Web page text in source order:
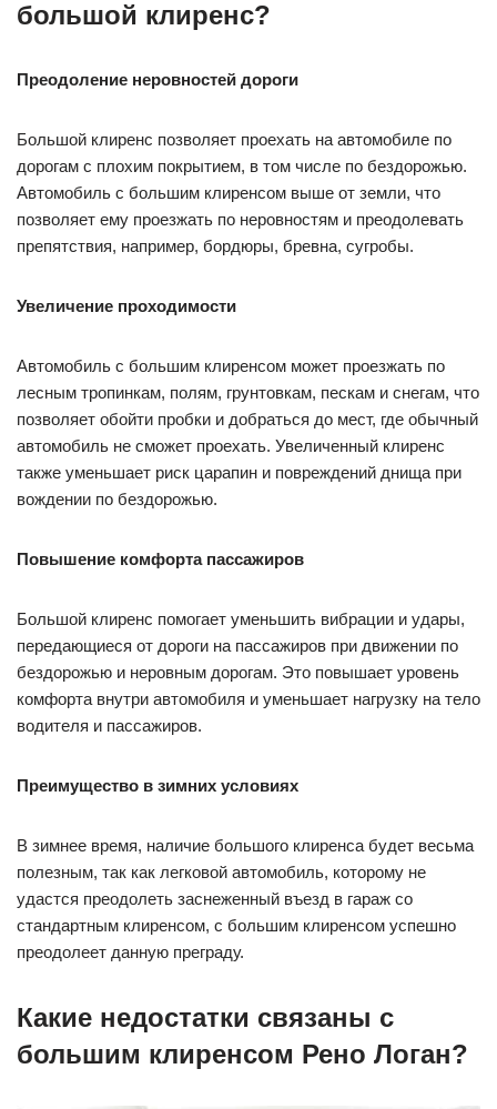
большой клиренс?
Преодоление неровностей дороги
Большой клиренс позволяет проехать на автомобиле по
дорогам с плохим покрытием, в том числе по бездорожью.
Автомобиль с большим клиренсом выше от земли, что
позволяет ему проезжать по неровностям и преодолевать
препятствия, например, бордюры, бревна, сугробы.
Увеличение проходимости
Автомобиль с большим клиренсом может проезжать по
лесным тропинкам, полям, грунтовкам, пескам и снегам, что
позволяет обойти пробки и добраться до мест, где обычный
автомобиль не сможет проехать. Увеличенный клиренс
также уменьшает риск царапин и повреждений днища при
вождении по бездорожью.
Повышение комфорта пассажиров
Большой клиренс помогает уменьшить вибрации и удары,
передающиеся от дороги на пассажиров при движении по
бездорожью и неровным дорогам. Это повышает уровень
комфорта внутри автомобиля и уменьшает нагрузку на тело
водителя и пассажиров.
Преимущество в зимних условиях
В зимнее время, наличие большого клиренса будет весьма
полезным, так как легковой автомобиль, которому не
удастся преодолеть заснеженный въезд в гараж со
стандартным клиренсом, с большим клиренсом успешно
преодолеет данную преграду.
Какие недостатки связаны с
большим клиренсом Рено Логан?